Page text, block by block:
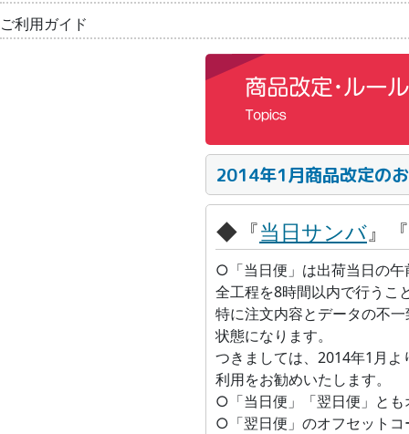
ご利用ガイド
2014年1月商品改定の
◆ 『当日サンバ』『
○「当日便」は出荷当日の
全工程を8時間以内で行うこ
特に注文内容とデータの不
状態になります。
つきましては、2014年1月
利用をお勧めいたします。
○「当日便」「翌日便」とも
○「翌日便」のオフセット